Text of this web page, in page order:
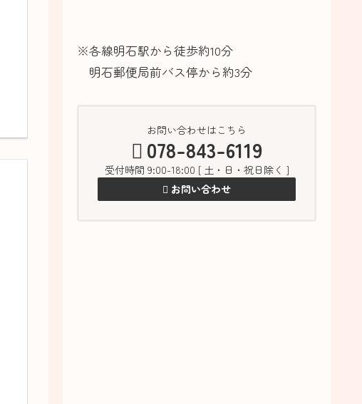
※各線明石駅から徒歩約10分
明石郵便局前バス停から約3分
お問い合わせはこちら
078-843-6119
受付時間 9:00-18:00 [ 土・日・祝日除く ]
お問い合わせ